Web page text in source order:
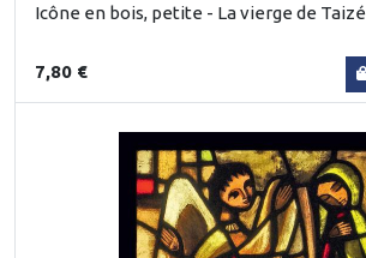
Icône en bois, petite - La vierge de Taizé
7,80 €